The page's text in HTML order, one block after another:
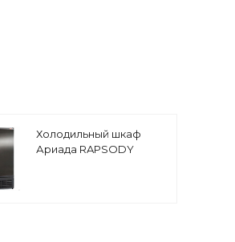
Холодильный шкаф
Ариада RAPSODY